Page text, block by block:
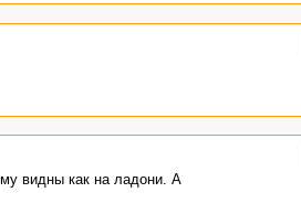
видны как на ладони. А